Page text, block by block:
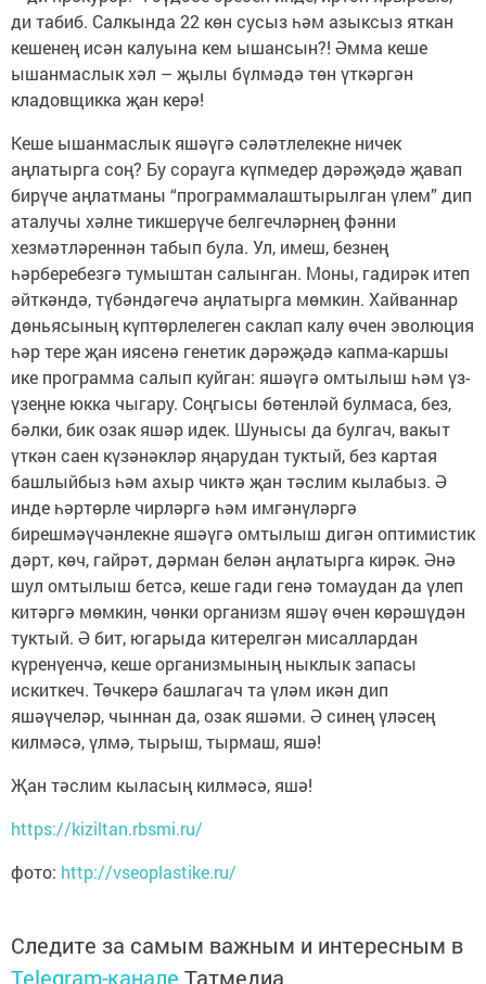
ди табиб. Салкында 22 көн сусыз һәм азыксыз яткан
кешенең исән калуына кем ышансын?! Әмма кеше
ышанмаслык хәл – җылы бүлмәдә төн үткәргән
кладовщикка җан керә!
Кеше ышанмаслык яшәүгә сәләтлелекне ничек
аңлатырга соң? Бу сорауга күпмедер дәрәҗәдә җавап
бирүче аңлатманы “программалаштырылган үлем” дип
аталучы хәлне тикшерүче белгечләрнең фәнни
хезмәтләреннән табып була. Ул, имеш, безнең
һәрберебезгә тумыштан салынган. Моны, гадирәк итеп
әйткәндә, түбәндәгечә аңлатырга мөмкин. Хайваннар
дөньясының күптөрлелеген саклап калу өчен эволюция
һәр тере җан иясенә генетик дәрәҗәдә капма-каршы
ике программа салып куйган: яшәүгә омтылыш һәм үз-
үзеңне юкка чыгару. Соңгысы бөтенләй булмаса, без,
бәлки, бик озак яшәр идек. Шунысы да булгач, вакыт
үткән саен күзәнәкләр яңарудан туктый, без картая
башлыйбыз һәм ахыр чиктә җан тәслим кылабыз. Ә
инде һәртөрле чирләргә һәм имгәнүләргә
бирешмәүчәнлекне яшәүгә омтылыш дигән оптимистик
дәрт, көч, гайрәт, дәрман белән аңлатырга кирәк. Әнә
шул омтылыш бетсә, кеше гади генә томаудан да үлеп
китәргә мөмкин, чөнки организм яшәү өчен көрәшүдән
туктый. Ә бит, югарыда китерелгән мисаллардан
күренүенчә, кеше организмының ныклык запасы
искиткеч. Төчкерә башлагач та үләм икән дип
яшәүчеләр, чыннан да, озак яшәми. Ә синең үләсең
килмәсә, үлмә, тырыш, тырмаш, яшә!
Җан тәслим кыласың килмәсә, яшә!
https://kiziltan.rbsmi.ru/
фото: http://vseoplastike.ru/
Следите за самым важным и интересным в
Telegram-канале Татмедиа